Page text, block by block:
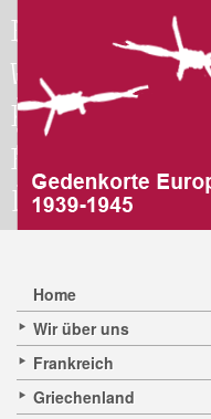
Home
Wir über uns
Frankreich
Griechenland